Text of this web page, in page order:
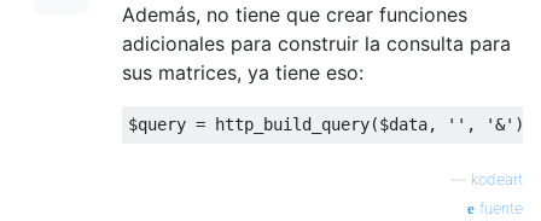
Además, no tiene que crear funciones
adicionales para construir la consulta para
sus matrices, ya tiene eso:
$query = http_build_query($data, '' , '&' );
kodeart
fuente